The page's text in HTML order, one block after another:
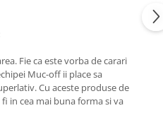
Fie ca este vorba de carari
Muc-off ii place sa
Cu aceste produse de
in cea mai buna forma si va